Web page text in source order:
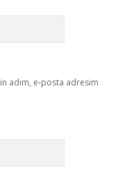
adım, e-posta adresim